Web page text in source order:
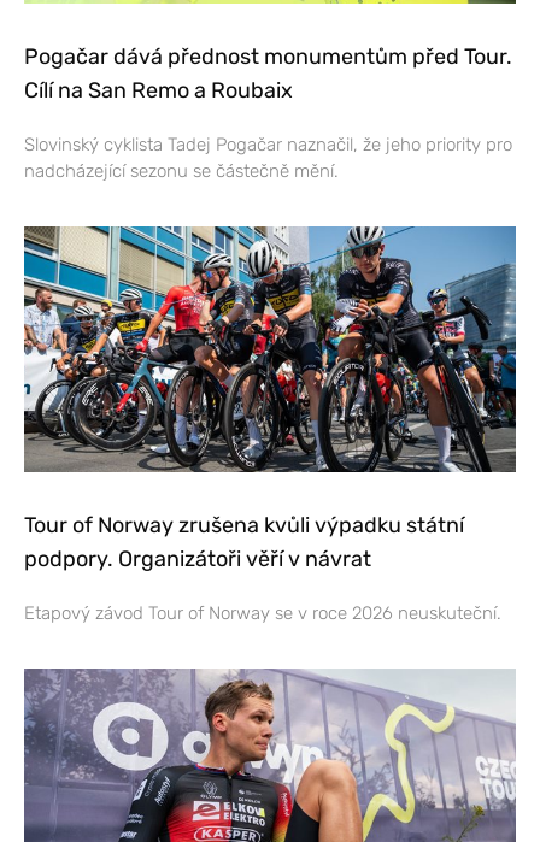
Pogačar dává přednost monumentům před Tour.
Cílí na San Remo a Roubaix
Slovinský cyklista Tadej Pogačar naznačil, že jeho priority pro
nadcházející sezonu se částečně mění.
Tour of Norway zrušena kvůli výpadku státní
podpory. Organizátoři věří v návrat
Etapový závod Tour of Norway se v roce 2026 neuskuteční.